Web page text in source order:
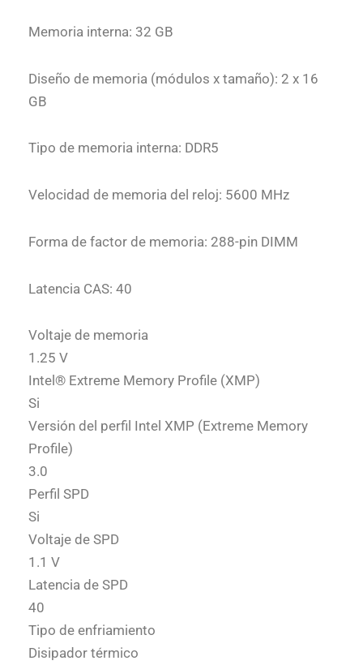
Memoria interna: 32 GB
Diseño de memoria (módulos x tamaño): 2 x 16
GB
Tipo de memoria interna: DDR5
Velocidad de memoria del reloj: 5600 MHz
Forma de factor de memoria: 288-pin DIMM
Latencia CAS: 40
Voltaje de memoria
1.25 V
Intel® Extreme Memory Profile (XMP)
Si
Versión del perfil Intel XMP (Extreme Memory
Profile)
3.0
Perfil SPD
Si
Voltaje de SPD
1.1 V
Latencia de SPD
40
Tipo de enfriamiento
Disipador térmico